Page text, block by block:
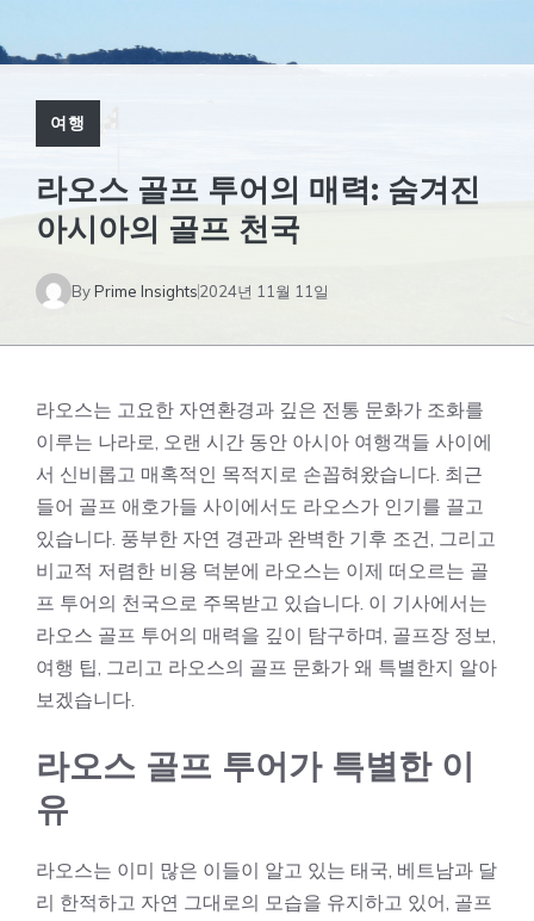
여행
라오스 골프 투어의 매력: 숨겨진
아시아의 골프 천국
ByPrime Insights2024년 11월 11일
라오스는 고요한 자연환경과 깊은 전통 문화가 조화를
이루는 나라로, 오랜 시간 동안 아시아 여행객들 사이에
서 신비롭고 매혹적인 목적지로 손꼽혀왔습니다. 최근
들어 골프 애호가들 사이에서도 라오스가 인기를 끌고
있습니다. 풍부한 자연 경관과 완벽한 기후 조건, 그리고
비교적 저렴한 비용 덕분에 라오스는 이제 떠오르는 골
프 투어의 천국으로 주목받고 있습니다. 이 기사에서는
라오스 골프 투어의 매력을 깊이 탐구하며, 골프장 정보,
여행 팁, 그리고 라오스의 골프 문화가 왜 특별한지 알아
보겠습니다.
라오스 골프 투어가 특별한 이
유
라오스는 이미 많은 이들이 알고 있는 태국, 베트남과 달
리 한적하고 자연 그대로의 모습을 유지하고 있어, 골프